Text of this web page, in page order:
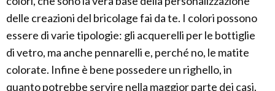
delle creazioni del bricolage fai da te. I colori possono
essere di varie tipologie: gli acquerelli per le bottiglie
di vetro, ma anche pennarelli e, perché no, le matite
colorate. Infine è bene possedere un righello, in
quanto potrebbe servire nella maggior parte dei casi.